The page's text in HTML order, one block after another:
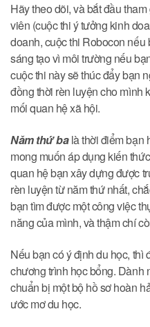
Hãy theo dõi, và bắt đầu
viên (cuộc thi ý tưởng kinh
doanh, cuộc thi Robocon nếu
sáng tạo vì môi trường nếu
cuộc thi này sẽ thúc đẩy bạn
đồng thời rèn luyện cho mình
mối quan hệ xã hội.
Năm thứ ba là thời điểm bạn
mong muốn áp dụng kiến
quan hệ bạn xây dựng được
rèn luyện từ năm thứ nhất,
bạn tìm được một công việc
năng của mình, và thậm chí
Nếu bạn có ý định du học, thì
chương trình học bổng. Dành
chuẩn bị một bộ hồ sơ hoàn
ước mơ du học.